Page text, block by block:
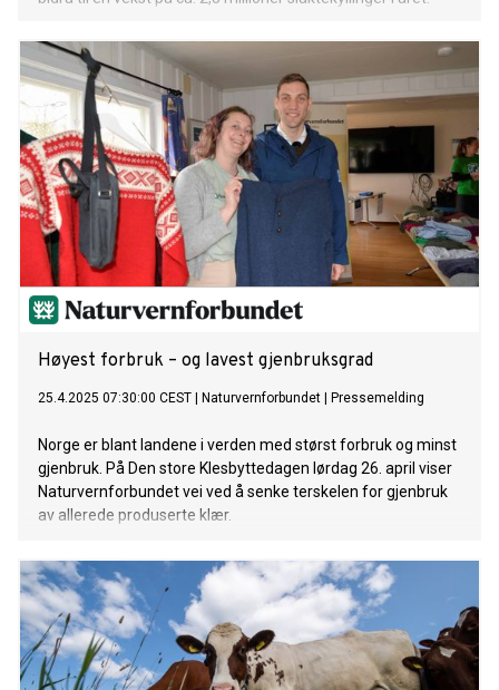
Høyest forbruk – og lavest gjenbruksgrad
25.4.2025 07:30:00 CEST Naturvernforbundet Pressemelding
Norge er blant landene i verden med størst forbruk og minst
gjenbruk. På Den store Klesbyttedagen lørdag 26. april viser
Naturvernforbundet vei ved å senke terskelen for gjenbruk
av allerede produserte klær.